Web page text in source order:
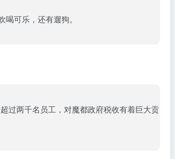
可乐，还有遛狗。
过两千名员工，对魔都政府税收有着巨大贡